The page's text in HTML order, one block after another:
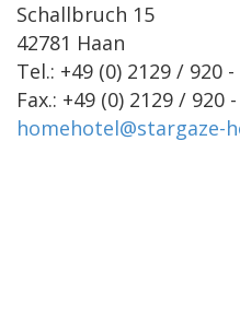
Schallbruch 15
42781 Haan
Tel.: +49 (0) 2129 / 920 -
Fax.: +49 (0) 2129 / 920 -
homehotel@stargaze-